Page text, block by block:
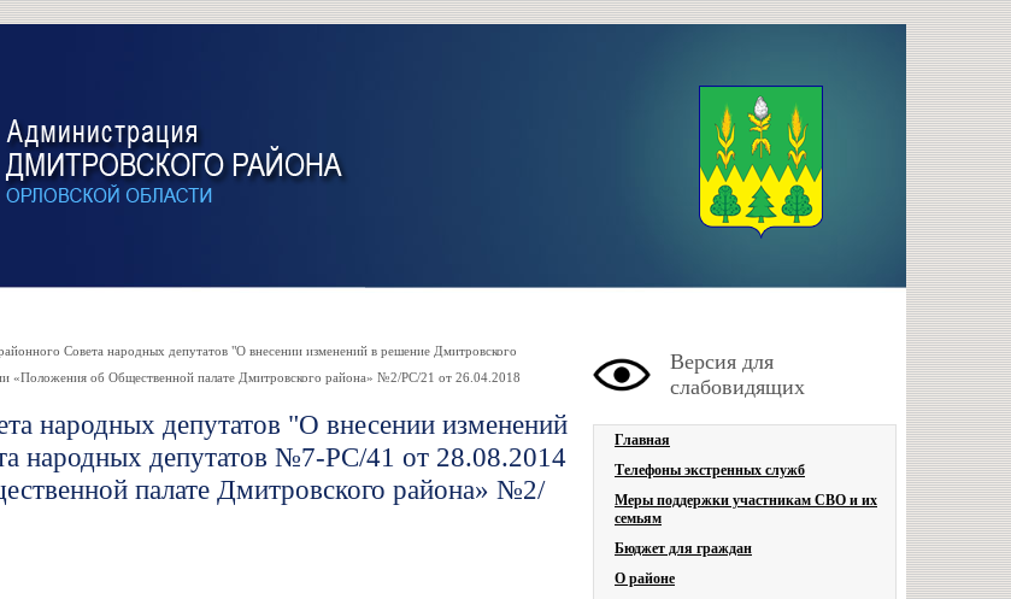
Совета народных депутатов "О внесении изменений в решение Дмитровского
«Положения об Общественной палате Дмитровского района» №2/РС/21 от 26.04.2018
народных депутатов "О внесении изменений
народных депутатов №7-РС/41 от 28.08.2014
палате Дмитровского района» №2/
Версия для
слабовидящих
Главная
Телефоны экстренных служб
Меры поддержки участникам СВО и их
семьям
Бюджет для граждан
О районе